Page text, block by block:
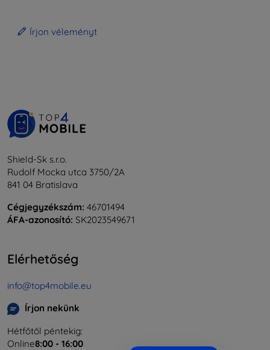
Írjon véleményt
Shield-Sk s.r.o.
Rudolf Mocka utca 3750/2A
841 04 Bratislava
Cégjegyzékszám: 46701494
ÁFA-azonosító: SK2023549671
Elérhetőség
info@top4mobile.eu
Írjon nekünk
Hétfőtől péntekig:
Online8:00 - 16:00